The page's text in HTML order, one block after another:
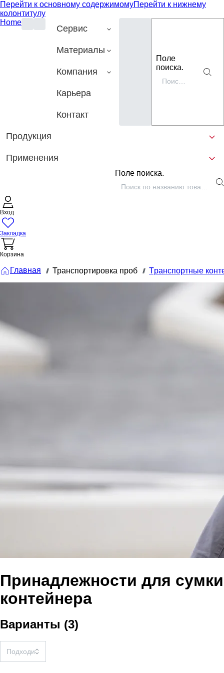
Перейти к основному содержимомуПерейти к нижнему
колонтитулу
Home
Сервис
Материалы
Компания
Карьера
Контакт
Поле
поиска.
Продукция
Применения
Поле поиска.
Вход
Закладка
Корзина
Главная /// Транспортировка проб /// Tранспортные
Принадлежности для сумки
контейнера
Варианты (3)